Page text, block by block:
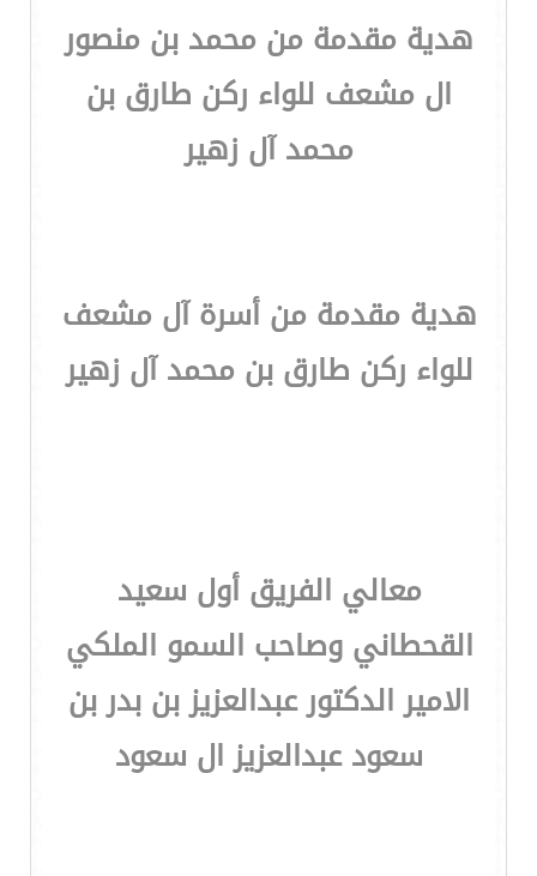
هدية مقدمة من محمد بن منصور
ال مشعف للواء ركن طارق بن
محمد آل زهير
هدية مقدمة من أسرة آل مشعف
للواء ركن طارق بن محمد آل زهير
معالي الفريق أول سعيد
القحطاني وصاحب السمو الملكي
الامير الدكتور عبدالعزيز بن بدر بن
سعود عبدالعزيز ال سعود